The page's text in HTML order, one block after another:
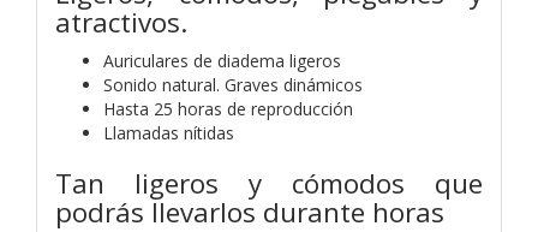
atractivos.
Auriculares de diadema ligeros
Sonido natural. Graves dinámicos
Hasta 25 horas de reproducción
Llamadas nítidas
Tan ligeros y cómodos que
podrás llevarlos durante horas